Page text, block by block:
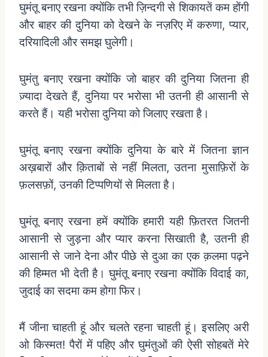
घुमंतू बनाए रखना क्योंकि तभी ज़िन्दगी से शिकायतें कम होंगी
और बाहर की दुनिया को देखने के नज़रिए में करुणा,प्यार,
दरियादिली और समझ घुलेगी।
घुमंतु बनाए रखना क्योंकि जो बाहर की दुनिया जितना ही
ज़्यादा देखते हैं,दुनिया पर भरोसा भी उतनी ही आसानी से
करते हैं। यही भरोसा दुनिया को जिलाए रखता है।
घुमंतू बनाए रखना क्योंकि दुनिया के बारे में जितना ज्ञान
अख़बारों और क़िताबों से नहीं मिलता,उतना मुसाफ़िरों के
फ़लसफ़ों,उनकी टिप्पणियों से मिलता है।
घुमंतू बनाए रखना हमें क्योंकि हमारी यही फ़ितरत जितनी
आसानी से जुड़ना और प्यार करना सिखाती है,उतनी ही
आसानी से जाने देना और पीछे से दुआ का एक क़लमा पढ़ने
की हिम्मत भी देती है। घुमंतू बनाए रखना क्योंकि विदाई का,
जुदाई का सदमा कम होगा फिर।
मैं जीना चाहती हूं और चलते रहना चाहती हूं। इसलिए अरी
ओ किस्मत!पैरों में पहिए और घुमंतुओं की ऐसी सोहबतें मेरे